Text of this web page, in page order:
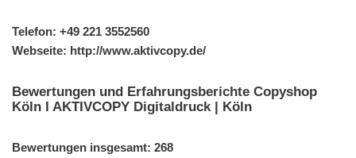
Telefon: +49 221 3552560
Webseite: http://www.aktivcopy.de/
Bewertungen und Erfahrungsberichte Copyshop
Köln I AKTIVCOPY Digitaldruck | Köln
Bewertungen insgesamt: 268